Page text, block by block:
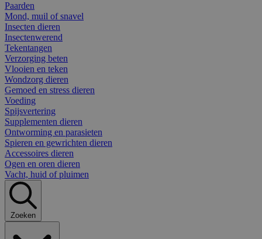
Paarden
Mond, muil of snavel
Insecten dieren
Insectenwerend
Tekentangen
Verzorging beten
Vlooien en teken
Wondzorg dieren
Gemoed en stress dieren
Voeding
Spijsvertering
Supplementen dieren
Ontworming en parasieten
Spieren en gewrichten dieren
Accessoires dieren
Ogen en oren dieren
Vacht, huid of pluimen
Zoeken